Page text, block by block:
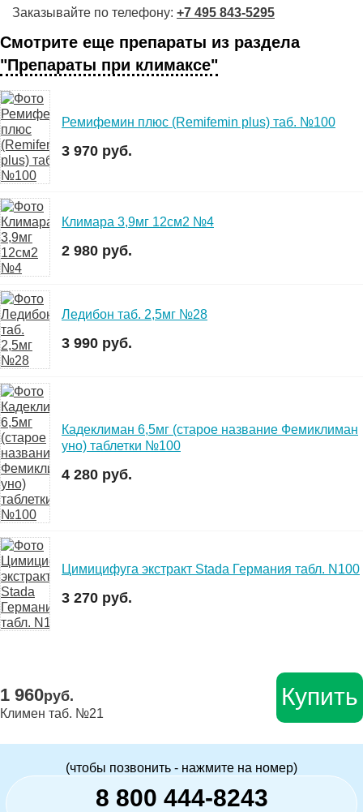
Заказывайте по телефону: +7 495 843-5295
Смотрите еще препараты из раздела
"Препараты при климаксе"
Ремифемин плюс (Remifemin plus) таб. №100
3 970 руб.
Климара 3,9мг 12см2 №4
2 980 руб.
Ледибон таб. 2,5мг №28
3 990 руб.
Кадеклиман 6,5мг (старое название Фемиклиман
уно) таблетки №100
4 280 руб.
Цимицифуга экстракт Stada Германия табл. N100
3 270 руб.
1 960руб.
Климен таб. №21
Купить
(чтобы позвонить - нажмите на номер)
8 800 444-8243